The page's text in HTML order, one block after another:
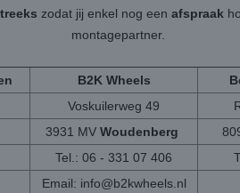
zodat jij enkel nog een afspraak
montagepartner.
B2K Wheels
Voskuilerweg 49
3931 MV Woudenberg
Tel.: 06 - 331 07 406
Email: info@b2kwheels.nl